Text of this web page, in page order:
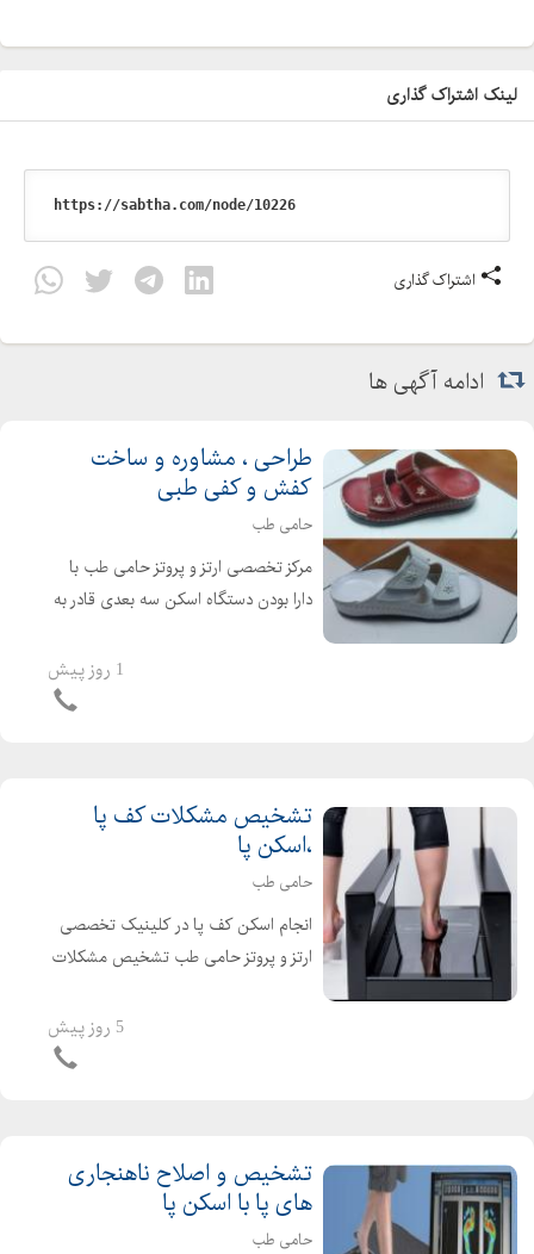
لینک اشتراک گذاری
اشتراک گذاری
ادامه آگهی ها
طراحی ، مشاوره و ساخت
کفش و کفی طبی
حامی طب
مرکز تخصصی ارتز و پروتز حامی طب با
دارا بودن دستگاه اسکن سه بعدی قادر به
ستون فقرات است و آماده ارائه خدمات
کفش و کفی به بیماران محترم می باشد.
1 روز پیش
تشخیص مشکلات کف پا
،اسکن پا
حامی طب
انجام اسکن کف پا در کلینیک تخصصی
ارتز و پروتز حامی طب تشخیص مشکلات
بهترین و بروزترین دستگاه ها انجام
خدمات اسکن کف پا و طراحی کفی طبی
5 روز پیش
تشخیص و اصلاح ناهنجاری
های پا با اسکن پا
حامی طب